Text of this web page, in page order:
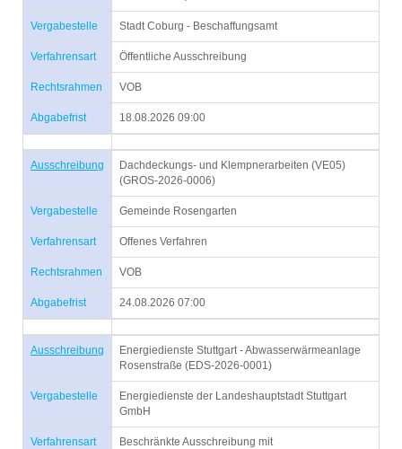
Vergabestelle Stadt Coburg - Beschaffungsamt
Verfahrensart Öffentliche Ausschreibung
Rechtsrahmen VOB
Abgabefrist 18.08.2026 09:00
Ausschreibung
Dachdeckungs- und Klempnerarbeiten (VE05)
(GROS-2026-0006)
Vergabestelle Gemeinde Rosengarten
Verfahrensart Offenes Verfahren
Rechtsrahmen VOB
Abgabefrist 24.08.2026 07:00
Ausschreibung
Energiedienste Stuttgart - Abwasserwärmeanlage
Rosenstraße (EDS-2026-0001)
Vergabestelle
Energiedienste der Landeshauptstadt Stuttgart
GmbH
Verfahrensart
Beschränkte Ausschreibung mit